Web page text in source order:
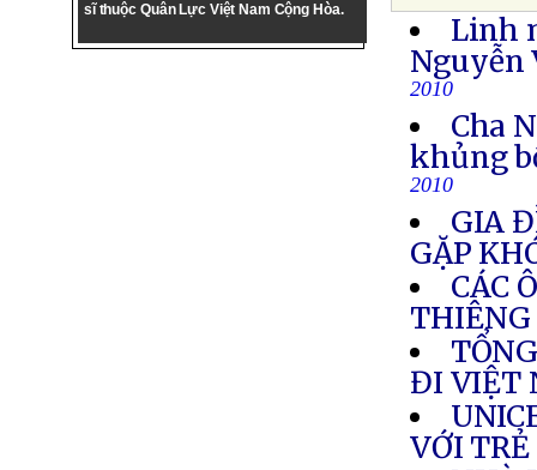
sĩ thuộc Quân Lực Việt Nam Cộng Hòa.
Linh
Nguyễn
2010
Cha
khủng
2010
GIA
GẶP
CÁC
ĐI VIỆT
VỚI